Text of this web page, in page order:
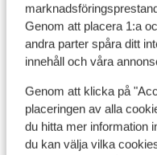
Genom att placera 1:a
andra parter spåra ditt
innehåll och våra
Genom att klicka på
placeringen av alla
du hitta mer information
du kan välja vilka